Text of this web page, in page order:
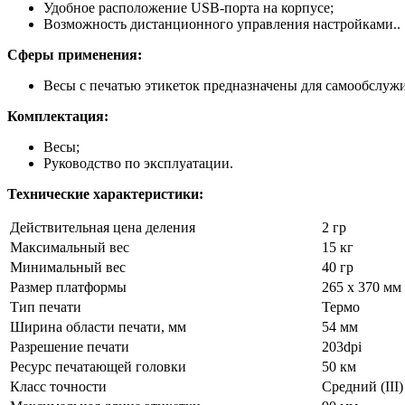
Удобное расположение USB-порта на корпусе;
Возможность дистанционного управления настройками..
Сферы применения:
Весы с печатью этикеток предназначены для
Комплектация:
Весы;
Руководство по эксплуатации.
Технические характеристики:
Действительная цена деления
2 гр
Максимальный вес
15 кг
Минимальный вес
40 гр
Размер платформы
265 х 370 мм
Тип печати
Термо
Ширина области печати, мм
54 мм
Разрешение печати
203dpi
Ресурс печатающей головки
50 км
Класс точности
Средний (III)